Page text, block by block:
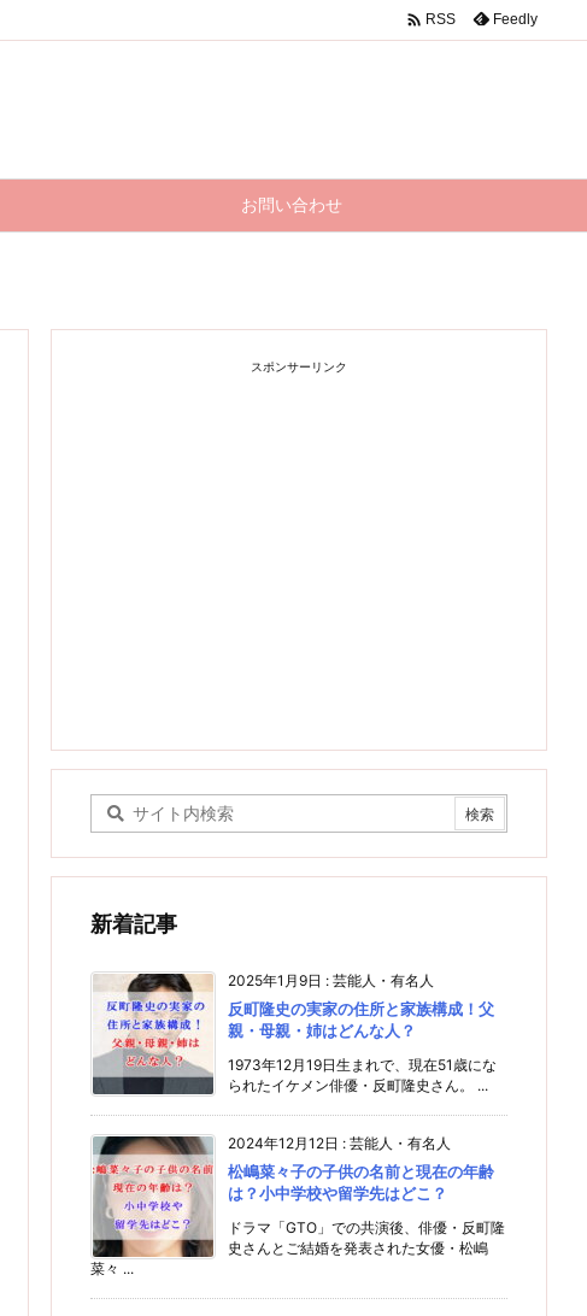
お問い合わせ
 RSS Feedly
スポンサーリンク
新着記事
2025年1月9日 : 芸能人・有名人
反町隆史の実家の住所と家族構成！父
親・母親・姉はどんな人？
1973年12月19日生まれで、現在51歳にな
られたイケメン俳優・反町隆史さん。 ...
2024年12月12日 : 芸能人・有名人
松嶋菜々子の子供の名前と現在の年齢
は？小中学校や留学先はどこ？
ドラマ「GTO」での共演後、俳優・反町隆
史さんとご結婚を発表された女優・松嶋
菜々 ...